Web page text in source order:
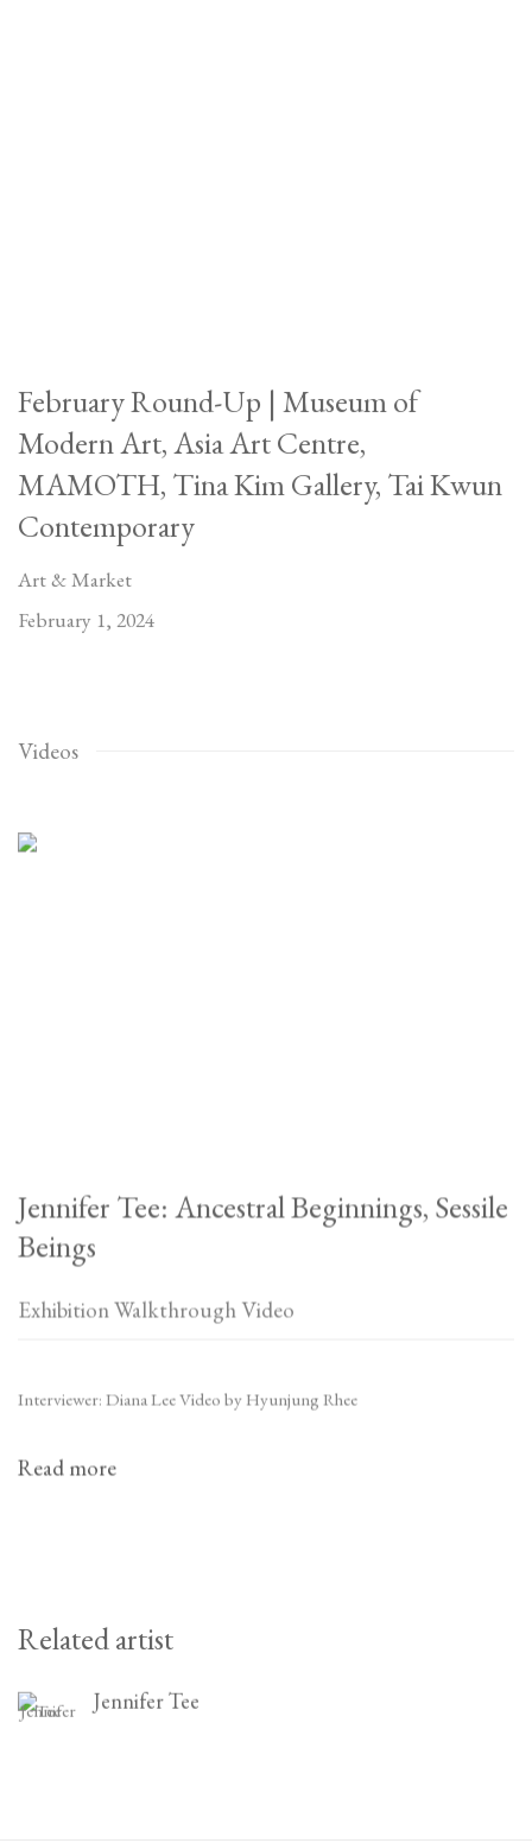
February Round-Up | Museum of
Modern Art, Asia Art Centre,
MAMOTH, Tina Kim Gallery, Tai Kwun
Contemporary
Art & Market
February 1, 2024
Videos
Jennifer Tee: Ancestral Beginnings, Sessile
Beings
Exhibition Walkthrough Video
Interviewer: Diana Lee Video by Hyunjung Rhee
Read more
Related artist
Jennifer Tee